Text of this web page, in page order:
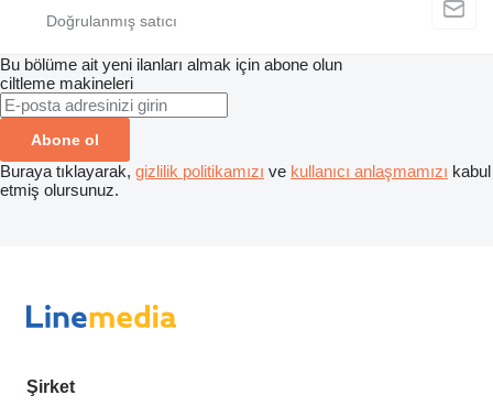
Bu bölüme ait yeni ilanları almak için abone olun
ciltleme makineleri
Abone ol
Buraya tıklayarak, gizlilik politikamızı ve kullanıcı anlaşmamızı kabul
etmiş olursunuz.
Şirket